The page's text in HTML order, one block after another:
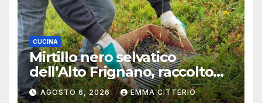
CUCINA
Mirtillo nero selvatico
dell’Alto Frignano, raccolto
buono e clima da monitorare
AGOSTO 6, 2026 EMMA CITTERIO